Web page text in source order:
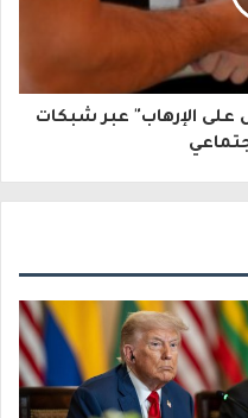
الإرهاب" عبر شبكات